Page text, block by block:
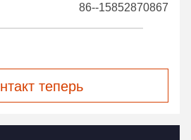
86--15852870867
теперь